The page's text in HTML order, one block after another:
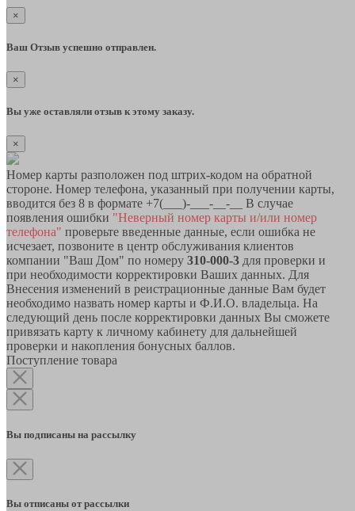
×
Ваш Отзыв успешно отправлен.
×
Вы уже оставляли отзыв к этому заказу.
×
Номер карты разположен под штрих-кодом на обратной
стороне. Номер телефона, указанный при получении карты,
вводится без 8 в формате +7(___)-___-__-__ В случае
появления ошибки "Неверный номер карты и/или номер
телефона" проверьте введенные данные, если ошибка не
исчезает, позвоните в центр обслуживания клиентов
компании "Ваш Дом" по номеру 310-000-3 для проверки и
при необходимости корректировки Ваших данных. Для
Внесения изменений в реистрационные данные Вам будет
необходимо назвать номер карты и Ф.И.О. владельца. На
следующий день после корректировки данных Вы сможете
привязать карту к личному кабинету для дальнейшей
проверки и накопления бонусных баллов.
Поступление товара
Вы подписаны на рассылку
Вы отписаны от рассылки